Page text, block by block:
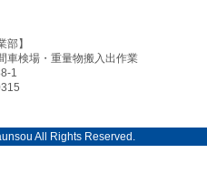
部】
車検場・重量物搬入出作業
1
All Rights Reserved.